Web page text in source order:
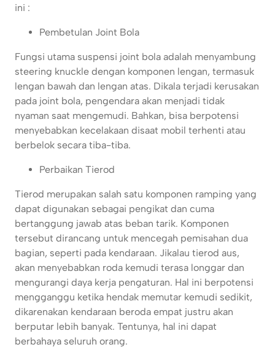
ini :
Pembetulan Joint Bola
Fungsi utama suspensi joint bola adalah menyambung
steering knuckle dengan komponen lengan, termasuk
lengan bawah dan lengan atas. Dikala terjadi kerusakan
pada joint bola, pengendara akan menjadi tidak
nyaman saat mengemudi. Bahkan, bisa berpotensi
menyebabkan kecelakaan disaat mobil terhenti atau
berbelok secara tiba-tiba.
Perbaikan Tierod
Tierod merupakan salah satu komponen ramping yang
dapat digunakan sebagai pengikat dan cuma
bertanggung jawab atas beban tarik. Komponen
tersebut dirancang untuk mencegah pemisahan dua
bagian, seperti pada kendaraan. Jikalau tierod aus,
akan menyebabkan roda kemudi terasa longgar dan
mengurangi daya kerja pengaturan. Hal ini berpotensi
mengganggu ketika hendak memutar kemudi sedikit,
dikarenakan kendaraan beroda empat justru akan
berputar lebih banyak. Tentunya, hal ini dapat
berbahaya seluruh orang.